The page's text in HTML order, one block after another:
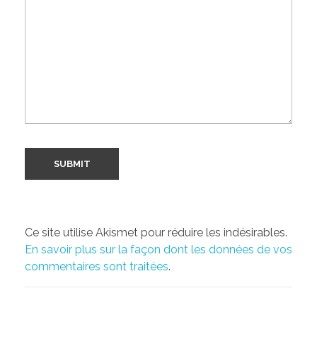
Ce site utilise Akismet pour réduire les indésirables.
En savoir plus sur la façon dont les données de vos
commentaires sont traitées.